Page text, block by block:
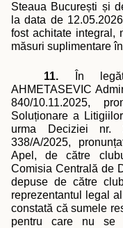
Steaua București și
la data de
fost achitate integral,
măsuri suplimentare
11.
În
AHMETASEVIC
840/10.11.2025,
Soluționare a
urma Deciziei nr.
338/A/2025,
Apel, de către
Comisia Centrală de
depuse de către
reprezentantul legal
constată că sumele
pentru care nu se